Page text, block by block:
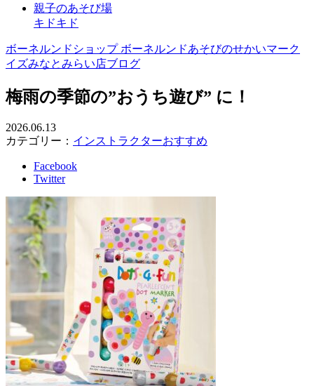
親子のあそび場
キドキド
ボーネルンドショップ ボーネルンドあそびのせかいマーク
イズみなとみらい店ブログ
梅雨の季節の”おうち遊び” に！
2026.06.13
カテゴリー： インストラクターおすすめ
Facebook
Twitter